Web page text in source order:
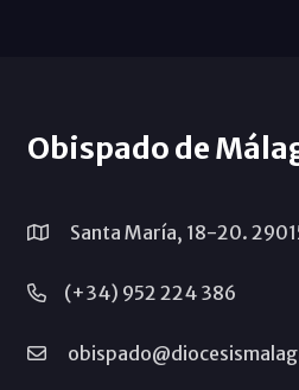
Obispado de
Santa María, 18-20.
(+34) 952 224 386